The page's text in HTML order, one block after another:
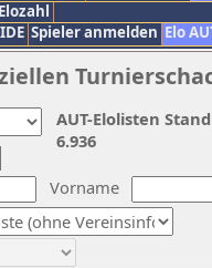
Spieler anmelden Elo
Vorname
AUT-Elolisten
6.936